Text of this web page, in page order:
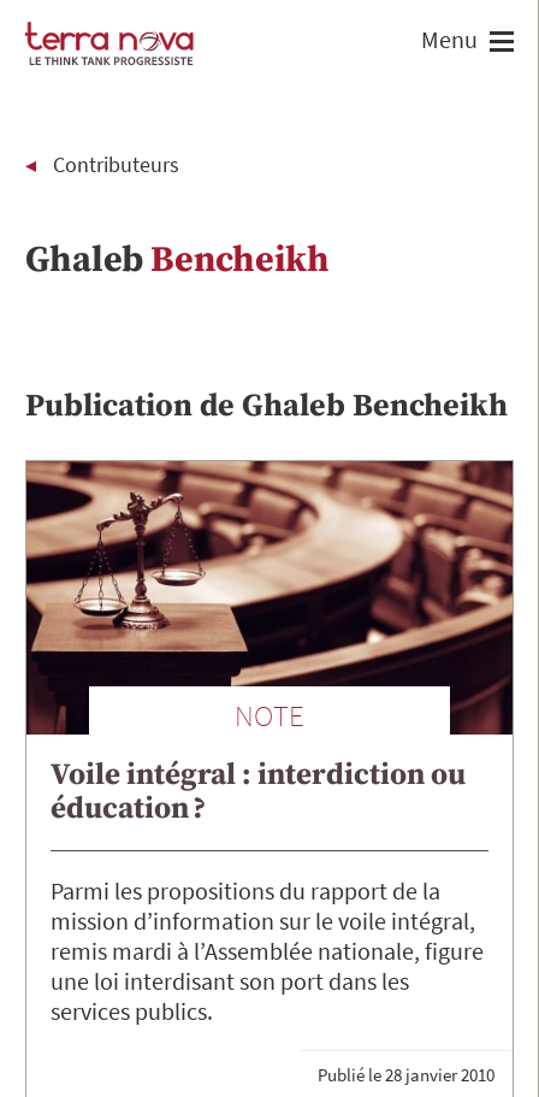
Contributeurs
GhalebBencheikh
Publication de Ghaleb Bencheikh
NOTE
Voile intégral : interdiction ou
éducation ?
Parmi les propositions du rapport de la
mission d’information sur le voile intégral,
remis mardi à l’Assemblée nationale, figure
une loi interdisant son port dans les
services publics.
Publié le28 janvier 2010